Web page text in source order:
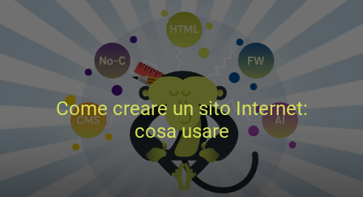
Come creare un sito Internet:
cosa usare